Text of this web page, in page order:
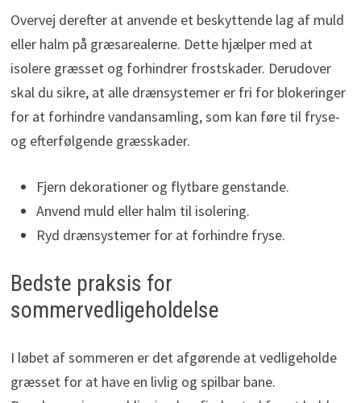
Overvej derefter at anvende et beskyttende lag af muld
eller halm på græsarealerne. Dette hjælper med at
isolere græsset og forhindrer frostskader. Derudover
skal du sikre, at alle drænsystemer er fri for blokeringer
for at forhindre vandansamling, som kan føre til fryse-
og efterfølgende græsskader.
Fjern dekorationer og flytbare genstande.
Anvend muld eller halm til isolering.
Ryd drænsystemer for at forhindre fryse.
Bedste praksis for
sommervedligeholdelse
I løbet af sommeren er det afgørende at vedligeholde
græsset for at have en livlig og spilbar bane.